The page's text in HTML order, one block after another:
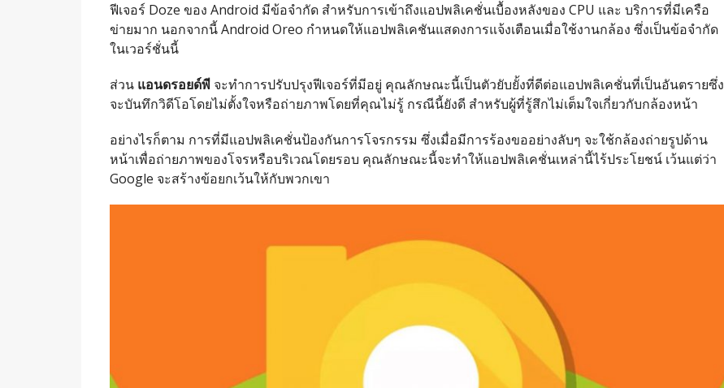
ฟีเจอร์ Doze ของ Android มีข้อจำกัด สำหรับการเข้าถึงแอปพลิเคชั่นเบื้องหลังของ CPU และ บริการที่มีเครือ
ข่ายมาก นอกจากนี้ Android Oreo กำหนดให้แอปพลิเคชันแสดงการแจ้งเตือนเมื่อใช้งานกล้อง ซึ่งเป็นข้อจำกัด
ในเวอร์ชั่นนี้
ส่วน แอนดรอยด์พีจะทำการปรับปรุงฟีเจอร์ที่มีอยู่ คุณลักษณะนี้เป็นตัวยับยั้งที่ดีต่อแอปพลิเคชั่นที่เป็นอันตรายซึ่ง
จะบันทึกวิดีโอโดยไม่ตั้งใจหรือถ่ายภาพโดยที่คุณไม่รู้ กรณีนี้ยังดี สำหรับผู้ที่รู้สึกไม่เต็มใจเกี่ยวกับกล้องหน้า
อย่างไรก็ตาม การที่มีแอปพลิเคชั่นป้องกันการโจรกรรม ซึ่งเมื่อมีการร้องขออย่างลับๆ จะใช้กล้องถ่ายรูปด้าน
หน้าเพื่อถ่ายภาพของโจรหรือบริเวณโดยรอบ คุณลักษณะนี้จะทำให้แอปพลิเคชั่นเหล่านี้ไร้ประโยชน์ เว้นแต่ว่า
Google จะสร้างข้อยกเว้นให้กับพวกเขา